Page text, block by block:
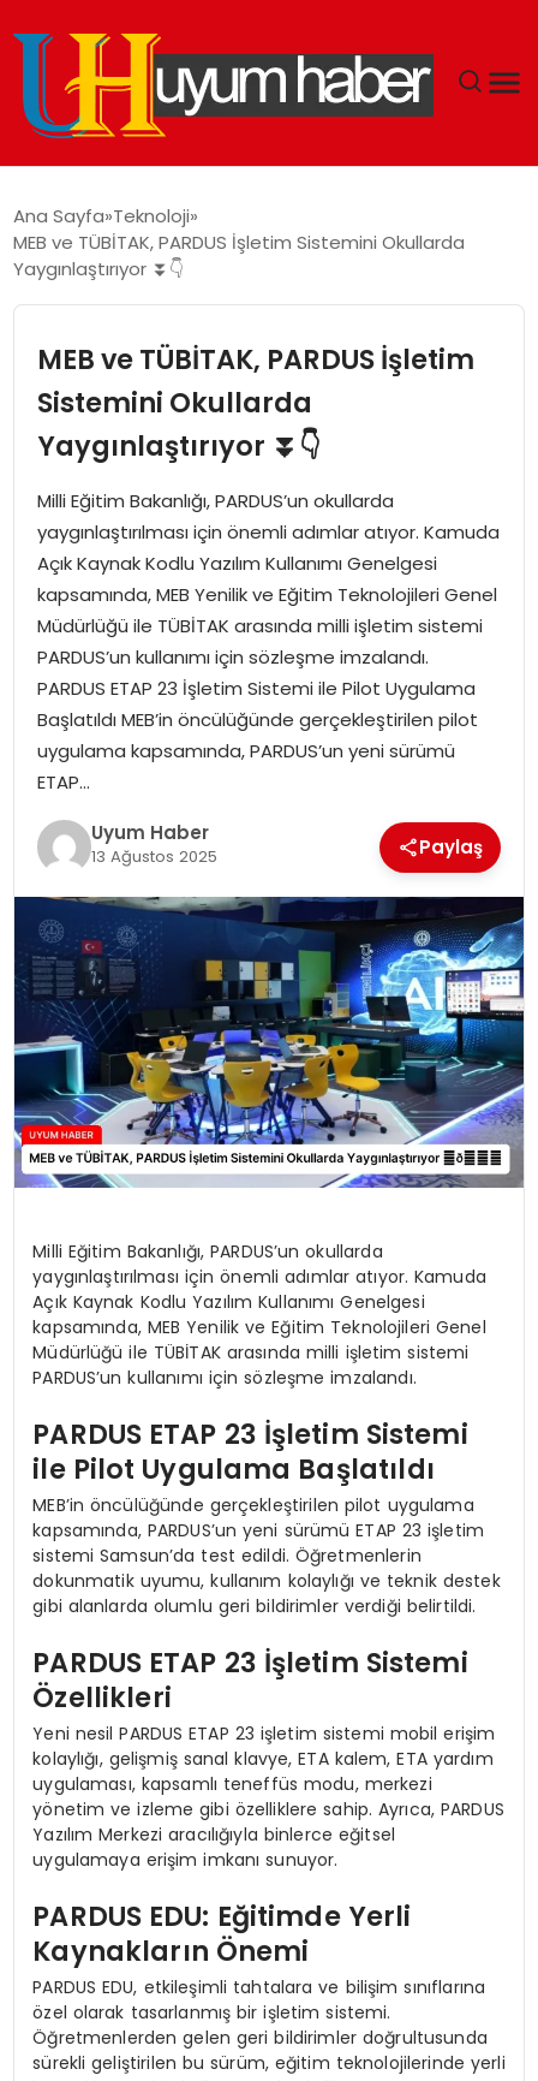
EKONOMI
SPOR
TEKNOLOJI
SAĞLIK
MAGAZIN
YAŞAM
Ana Sayfa Teknoloji
MEB ve TÜBİTAK, PARDUS İşletim Sistemini Okullarda
Yaygınlaştırıyor ⏬👇
MEB ve TÜBİTAK, PARDUS İşletim
Sistemini Okullarda
Yaygınlaştırıyor ⏬👇
Milli Eğitim Bakanlığı, PARDUS’un okullarda
yaygınlaştırılması için önemli adımlar atıyor. Kamuda
Açık Kaynak Kodlu Yazılım Kullanımı Genelgesi
kapsamında, MEB Yenilik ve Eğitim Teknolojileri Genel
Müdürlüğü ile TÜBİTAK arasında milli işletim sistemi
PARDUS’un kullanımı için sözleşme imzalandı.
PARDUS ETAP 23 İşletim Sistemi ile Pilot Uygulama
Başlatıldı MEB’in öncülüğünde gerçekleştirilen pilot
uygulama kapsamında, PARDUS’un yeni sürümü
ETAP…
Uyum Haber
13 Ağustos 2025 Paylaş
Milli Eğitim Bakanlığı, PARDUS’un okullarda
yaygınlaştırılması için önemli adımlar atıyor. Kamuda
Açık Kaynak Kodlu Yazılım Kullanımı Genelgesi
kapsamında, MEB Yenilik ve Eğitim Teknolojileri Genel
Müdürlüğü ile TÜBİTAK arasında milli işletim sistemi
PARDUS’un kullanımı için sözleşme imzalandı.
PARDUS ETAP 23 İşletim Sistemi
ile Pilot Uygulama Başlatıldı
MEB’in öncülüğünde gerçekleştirilen pilot uygulama
kapsamında, PARDUS’un yeni sürümü ETAP 23 işletim
sistemi Samsun’da test edildi. Öğretmenlerin
dokunmatik uyumu, kullanım kolaylığı ve teknik destek
gibi alanlarda olumlu geri bildirimler verdiği belirtildi.
PARDUS ETAP 23 İşletim Sistemi
Özellikleri
Yeni nesil PARDUS ETAP 23 işletim sistemi mobil erişim
kolaylığı, gelişmiş sanal klavye, ETA kalem, ETA yardım
uygulaması, kapsamlı teneffüs modu, merkezi
yönetim ve izleme gibi özelliklere sahip. Ayrıca, PARDUS
Yazılım Merkezi aracılığıyla binlerce eğitsel
uygulamaya erişim imkanı sunuyor.
PARDUS EDU: Eğitimde Yerli
Kaynakların Önemi
PARDUS EDU, etkileşimli tahtalara ve bilişim sınıflarına
özel olarak tasarlanmış bir işletim sistemi.
Öğretmenlerden gelen geri bildirimler doğrultusunda
sürekli geliştirilen bu sürüm, eğitim teknolojilerinde yerli